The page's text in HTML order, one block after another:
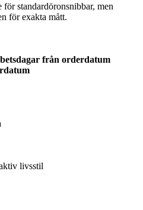
för standardöronsnibbar, men
för exakta mått.
från orderdatum
livsstil